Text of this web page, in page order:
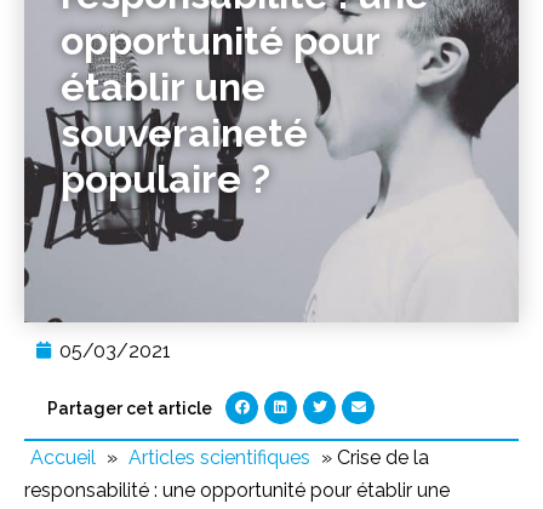
opportunité pour
établir une
souveraineté
populaire ?
05/03/2021
Partager cet article
Accueil » Articles scientifiques » Crise de la
responsabilité : une opportunité pour établir une